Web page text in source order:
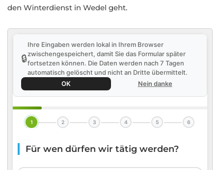
den Winterdienst in Wedel geht.
🔒
Ihre Eingaben werden lokal in Ihrem Browser
zwischengespeichert, damit Sie das Formular später
fortsetzen können. Die Daten werden nach 7 Tagen
automatisch gelöscht und nicht an Dritte übermittelt.
OK
Nein danke
1 2 3 4 5 6
Für wen dürfen wir tätig werden?